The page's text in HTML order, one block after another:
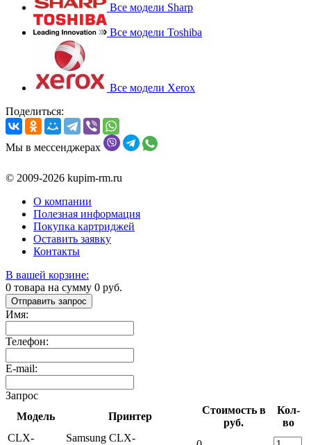
Все модели Sharp
Все модели Toshiba
Все модели Xerox
Поделиться:
Мы в мессенджерах
© 2009-2026 kupim-rm.ru
О компании
Полезная информация
Покупка картриджей
Оставить заявку
Контакты
В вашей корзине:
0 товара на сумму 0 руб.
Отправить запрос
Имя:
Телефон:
E-mail:
Запрос
Модель
Принтер
Стоимость в
руб.
Кол-
во
CLX-
Samsung CLX-